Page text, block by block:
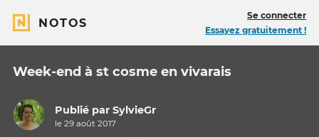
NOTOS
Se connecter
Essayez gratuitement !
Week-end à st cosme en vivarais
Publié parSylvieGr
le 29 août 2017